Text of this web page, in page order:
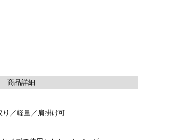
商品詳細
り／軽量／肩掛け可